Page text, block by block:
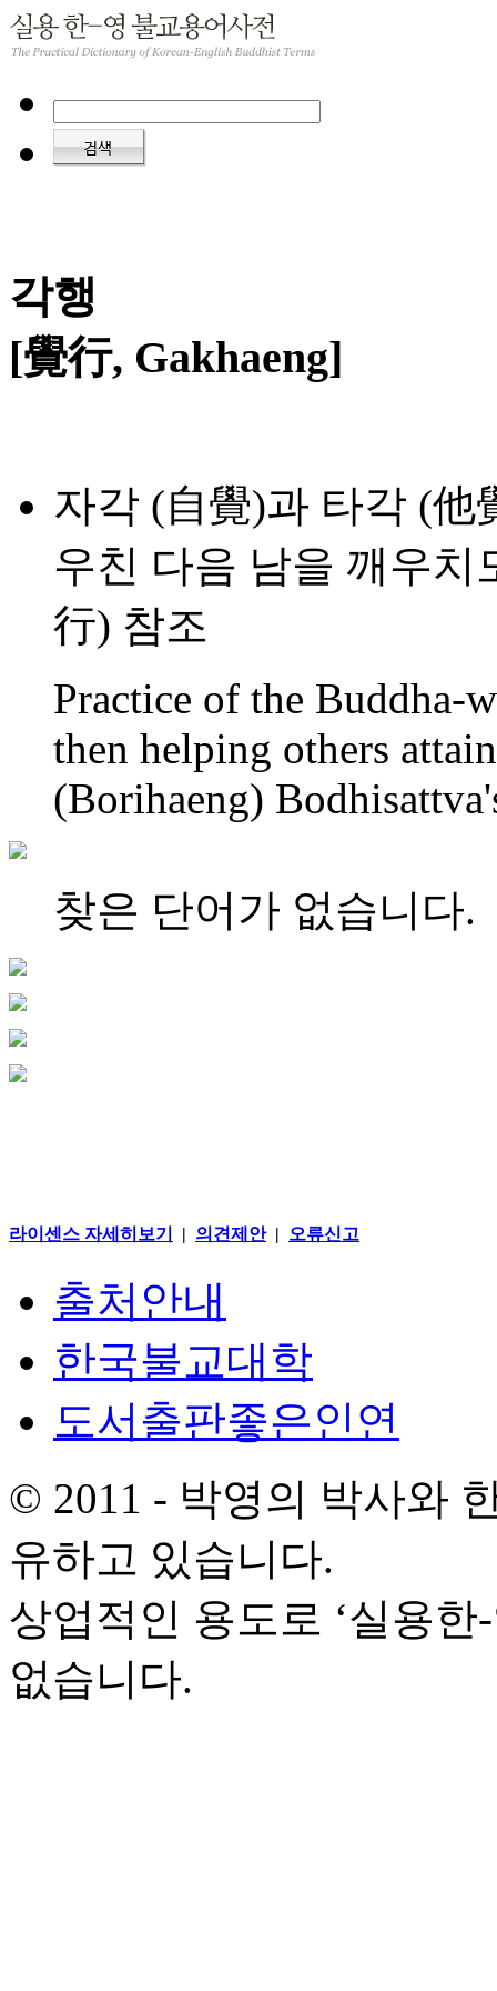
각행
[覺行, Gakhaeng]
자각 (自覺)과 타각 (他
우친 다음 남을 깨우치
行) 참조
Practice of the Buddha-
then helping others
(Borihaeng)
찾은 단어가 없습니다.
라이센스 자세히보기 | 의견제안| 오류신고
출처안내
한국불교대학
도서출판좋은인연
© 2011 - 박영의 박사와
유하고 있습니다.
상업적인 용도로 ‘실용
없습니다.